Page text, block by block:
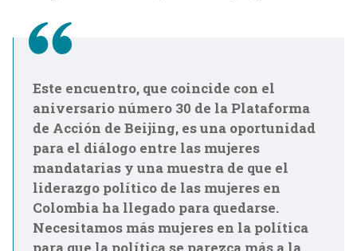
Este encuentro, que coincide con el
aniversario número 30 de la Plataforma
de Acción de Beijing, es una oportunidad
para el diálogo entre las mujeres
mandatarias y una muestra de que el
liderazgo político de las mujeres en
Colombia ha llegado para quedarse.
Necesitamos más mujeres en la política